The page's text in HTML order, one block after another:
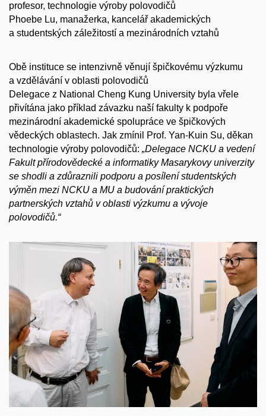
profesor, technologie výroby polovodičů
Phoebe Lu, manažerka, kancelář akademických
a studentských záležitostí a mezinárodních vztahů
Obě instituce se intenzivně věnují špičkovému výzkumu
a vzdělávání v oblasti polovodičů
Delegace z National Cheng Kung University byla vřele
přivítána jako příklad závazku naší fakulty k podpoře
mezinárodní akademické spolupráce ve špičkových
vědeckých oblastech. Jak zmínil Prof. Yan-Kuin Su, děkan
technologie výroby polovodičů: „Delegace NCKU a vedení
Fakult přírodovědecké a informatiky Masarykovy univerzity
se shodli a zdůraznili podporu a posílení studentských
výměn mezi NCKU a MU a budování praktických
partnerských vztahů v oblasti výzkumu a vývoje
polovodičů.“